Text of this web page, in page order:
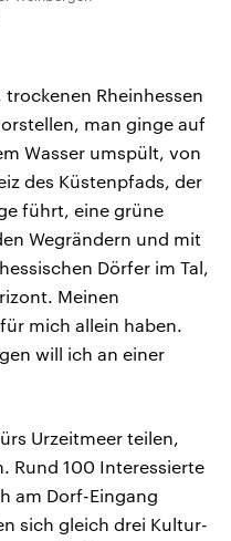
Rheinhessen
man ginge auf
Wasser umspült, von
des Küstenpfads, der
führt, eine grüne
Wegrändern und mit
Dörfer im Tal,
Meinen
mich allein haben.
will ich an einer
Urzeitmeer teilen,
Rund 100 Interessierte
am Dorf-Eingang
sich gleich drei Kultur-